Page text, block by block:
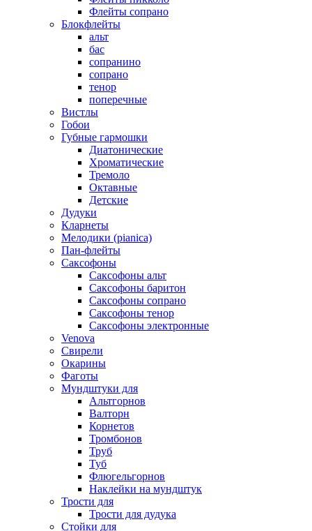
Флейты сопрано
Блокфлейты
альт
бас
сопранино
сопрано
тенор
поперечные
Вистлы
Гобои
Губные гармошки
Диатонические
Хроматические
Тремоло
Октавные
Детские
Дудуки
Кларнеты
Мелодики (pianica)
Пан-флейты
Саксофоны
Саксофоны альт
Саксофоны баритон
Саксофоны сопрано
Саксофоны тенор
Саксофоны электронные
Venova
Свирели
Окарины
Фаготы
Мундштуки для
Альтгорнов
Валторн
Корнетов
Тромбонов
Труб
Туб
Флюгельгорнов
Наклейки на мундштук
Трости для
Трости для дудука
Стойки для